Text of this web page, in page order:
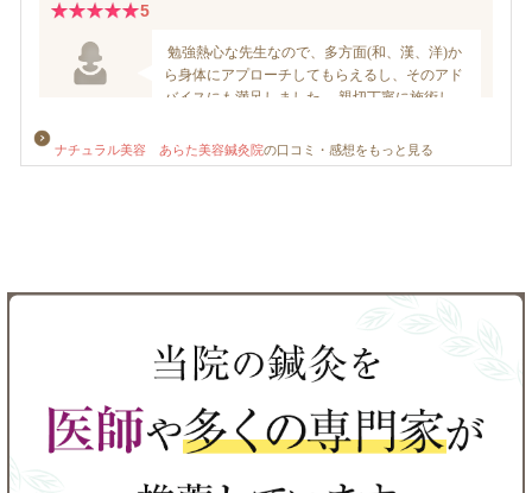
ナチュラル美容 あらた美容鍼灸院の口コミ・感想をもっと見る